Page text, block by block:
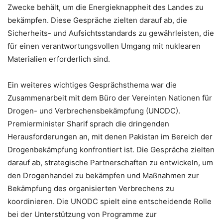
Zwecke behält, um die Energieknappheit des Landes zu
bekämpfen. Diese Gespräche zielten darauf ab, die
Sicherheits- und Aufsichtsstandards zu gewährleisten, die
für einen verantwortungsvollen Umgang mit nuklearen
Materialien erforderlich sind.
Ein weiteres wichtiges Gesprächsthema war die
Zusammenarbeit mit dem Büro der Vereinten Nationen für
Drogen- und Verbrechensbekämpfung (UNODC).
Premierminister Sharif sprach die dringenden
Herausforderungen an, mit denen Pakistan im Bereich der
Drogenbekämpfung konfrontiert ist. Die Gespräche zielten
darauf ab, strategische Partnerschaften zu entwickeln, um
den Drogenhandel zu bekämpfen und Maßnahmen zur
Bekämpfung des organisierten Verbrechens zu
koordinieren. Die UNODC spielt eine entscheidende Rolle
bei der Unterstützung von Programme zur